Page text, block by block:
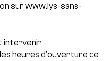
sur www.lys-sans-
intervenir
heures d’ouverture de